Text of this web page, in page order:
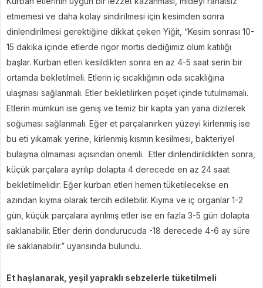
etmemesi ve daha kolay sindirilmesi için kesimden sonra
dinlendirilmesi gerektiğine dikkat çeken Yiğit, “Kesim sonrası 10-
15 dakika içinde etlerde rigor mortis dediğimiz ölüm katılığı
başlar. Kurban etleri kesildikten sonra en az 4-5 saat serin bir
ortamda bekletilmeli. Etlerin iç sıcaklığının oda sıcaklığına
ulaşması sağlanmalı. Etler bekletilirken poşet içinde tutulmamalı.
Etlerin mümkün ise geniş ve temiz bir kapta yan yana dizilerek
soğuması sağlanmalı. Eğer et parçalanırken yüzeyi kirlenmiş ise
bu eti yıkamak yerine, kirlenmiş kısmın kesilmesi, bakteriyel
bulaşma olmaması açısından önemli. Etler dinlendirildikten sonra,
küçük parçalara ayrılıp dolapta 4 derecede en az 24 saat
bekletilmelidir. Eğer kurban etleri hemen tüketilecekse en
azından kıyma olarak tercih edilebilir. Kıyma ve iç organlar 1-2
gün, küçük parçalara ayrılmış etler ise en fazla 3-5 gün dolapta
saklanabilir. Etler derin dondurucuda -18 derecede 4-6 ay süre
ile saklanabilir.” uyarısında bulundu.
Et haşlanarak, yeşil yapraklı sebzelerle tüketilmeli